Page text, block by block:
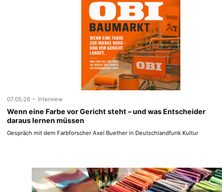
07.05.26 - Interview
Wenn eine Farbe vor Gericht steht – und was Entscheider
daraus lernen müssen
Gespräch mit dem Farbforscher Axel Buether in Deutschlandfunk Kultur